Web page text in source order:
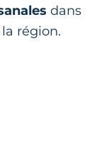
dans
région.